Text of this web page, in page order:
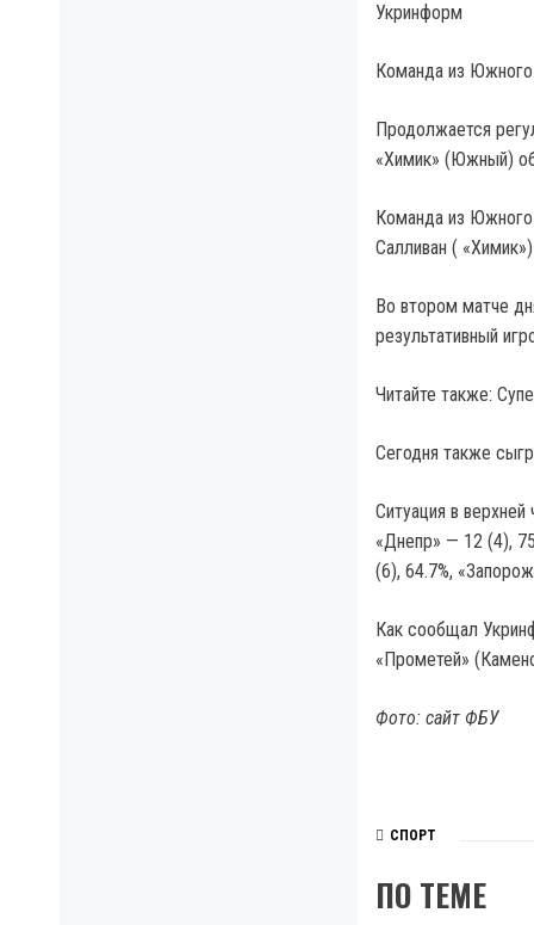
Укринформ
Команда из Южного
Продолжается
«Химик» (Южный)
Команда из Южного
Салливан (
Во втором матче
результативный
Читайте также:
Сегодня также
Ситуация в
«Днепр» — 12 (4),
(6), 64.7%,
Как сообщал
«Прометей»
Фото: сайт ФБУ
СПОРТ
ПО ТЕМЕ